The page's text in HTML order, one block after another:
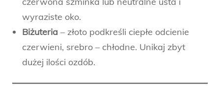
wyraziste oko.
Biżuteria – złoto podkreśli ciepłe odcienie
czerwieni, srebro – chłodne. Unikaj zbyt
dużej ilości ozdób.